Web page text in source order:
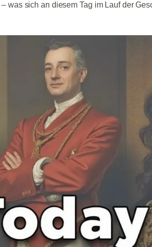
was sich an diesem Tag im Lauf der